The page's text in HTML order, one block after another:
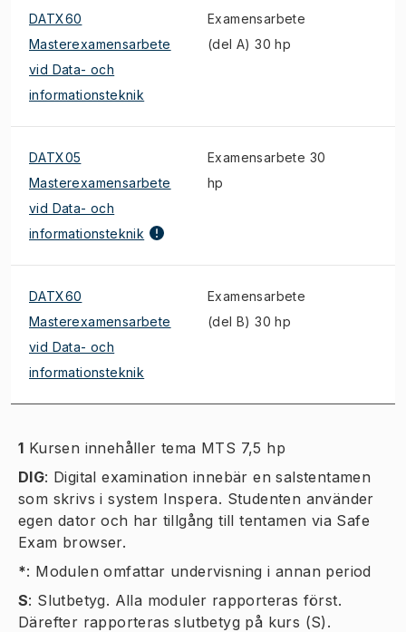
DATX60
Masterexamensarbete
vid Data- och
informationsteknik
Examensarbete
(del A) 30 hp
DATX05
Masterexamensarbete
vid Data- och
informationsteknik
Examensarbete 30
hp
DATX60
Masterexamensarbete
vid Data- och
informationsteknik
Examensarbete
(del B) 30 hp
1 Kursen innehåller tema MTS 7,5 hp
DIG: Digital examination innebär en salstentamen
som skrivs i system Inspera. Studenten använder
egen dator och har tillgång till tentamen via Safe
Exam browser.
*: Modulen omfattar undervisning i annan period
S: Slutbetyg. Alla moduler rapporteras först.
Därefter rapporteras slutbetyg på kurs (S).